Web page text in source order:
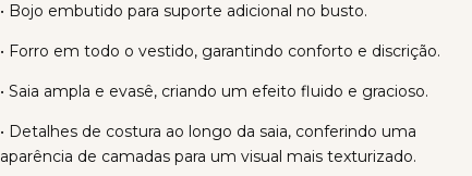
• Bojo embutido para suporte adicional no busto.
• Forro em todo o vestido, garantindo conforto e discrição.
• Saia ampla e evasê, criando um efeito fluido e gracioso.
• Detalhes de costura ao longo da saia, conferindo uma
aparência de camadas para um visual mais texturizado.